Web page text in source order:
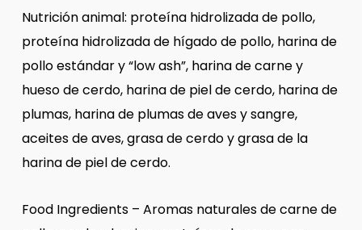
Nutrición animal: proteína hidrolizada de pollo,
proteína hidrolizada de hígado de pollo, harina de
pollo estándar y “low ash”, harina de carne y
hueso de cerdo, harina de piel de cerdo, harina de
plumas, harina de plumas de aves y sangre,
aceites de aves, grasa de cerdo y grasa de la
harina de piel de cerdo.
Food Ingredients – Aromas naturales de carne de